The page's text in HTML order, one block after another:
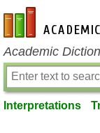
en-academic.com
Academic
Interpretations